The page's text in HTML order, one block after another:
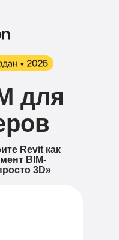
Revit как
BIM-
3D»
для